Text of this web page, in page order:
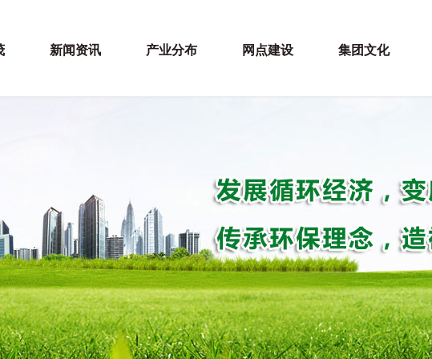
新闻资讯 产业分布 网点建设 集团文化